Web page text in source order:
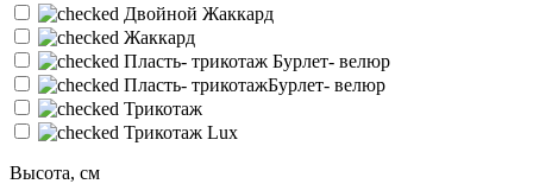
Двойной Жаккард
Жаккард
Пласть- трикотаж Бурлет- велюр
Пласть- трикотажБурлет- велюр
Трикотаж
Трикотаж Lux
Высота, см